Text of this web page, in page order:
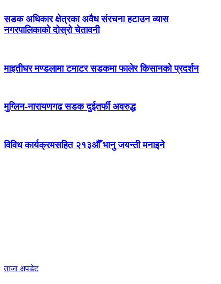
सडक अधिकार क्षेत्रका अवैध संरचना हटाउन व्यास
नगरपालिकाको दोस्रो चेतावनी
माइतीघर मण्डलामा टमाटर सडकमा फालेर किसानको प्रदर्शन
मुग्लिन-नारायणगढ सडक दुईतर्फी अवरुद्ध
विविध कार्यक्रमसहित २१३औँ भानु जयन्ती मनाइने
ताजा अपडेट